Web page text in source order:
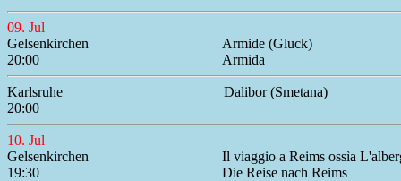
09. Jul
Gelsenkirchen
Armide (Gluck)
20:00
Armida
Karlsruhe
Dalibor (Smetana)
20:00
10. Jul
Gelsenkirchen
Il viaggio a Reims ossìa
19:30
Die Reise nach Reims